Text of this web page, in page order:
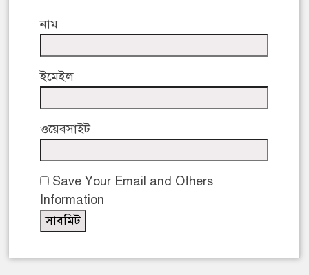
নাম
ইমেইল
ওয়েবসাইট
Save Your Email and Others
Information